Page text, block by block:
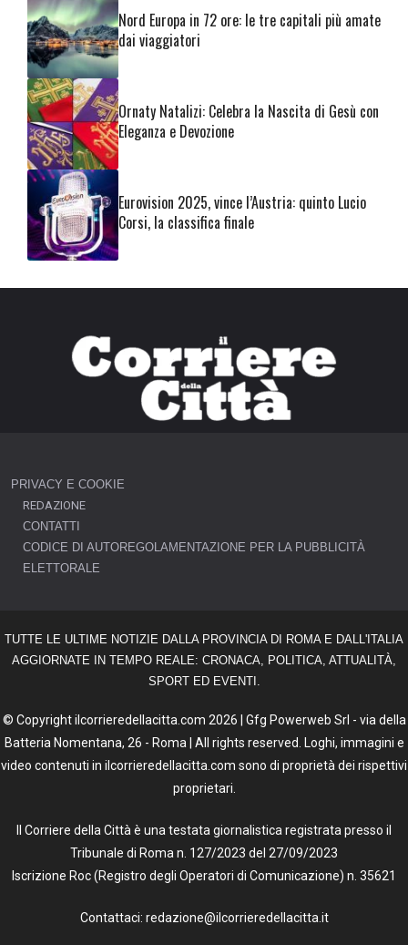
Nord Europa in 72 ore: le tre capitali più amate
dai viaggiatori
Ornaty Natalizi: Celebra la Nascita di Gesù con
Eleganza e Devozione
Eurovision 2025, vince l’Austria: quinto Lucio
Corsi, la classifica finale
PRIVACY E COOKIE
REDAZIONE
CONTATTI
CODICE DI AUTOREGOLAMENTAZIONE PER LA PUBBLICITÀ
ELETTORALE
TUTTE LE ULTIME NOTIZIE DALLA PROVINCIA DI ROMA E DALL'ITALIA
AGGIORNATE IN TEMPO REALE: CRONACA, POLITICA, ATTUALITÀ,
SPORT ED EVENTI.
© Copyright ilcorrieredellacitta.com 2026 | Gfg Powerweb Srl - via della
Batteria Nomentana, 26 - Roma | All rights reserved. Loghi, immagini e
video contenuti in ilcorrieredellacitta.com sono di proprietà dei rispettivi
proprietari.
Il Corriere della Città è una testata giornalistica registrata presso il
Tribunale di Roma n. 127/2023 del 27/09/2023
Iscrizione Roc (Registro degli Operatori di Comunicazione) n. 35621
Contattaci: redazione@ilcorrieredellacitta.it